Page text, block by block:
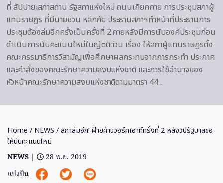
ที่ สัปปายะสภาสถาน รัฐสภาแห่งใหม่ ถนนเกียกกาย การประชุมสภาผู้
แทนราษฎร ที่มีนายชวน หลีกภัย ประธานสภาฯทำหน้าที่ประธานการ
ประชุมต้องล่มอีกครั้งเป็นครั้งที่ 2 ภายหลังมีการนับองค์ประชุมก่อน
ดำเนินการนับคะแนนใหม่ในญัตติด่วน เรื่อง ให้สภาผู้แทนราษฎรตั้ง
คณะกรรมาธิการวิสามัญเพื่อศึกษาผลกระทบจากการกระทำ ประกาศ
และคำสั่งของคณะรักษาความสงบแห่งชาติ และการใช้อำนาจของ
หัวหน้าคณะรักษาความสงบแห่งชาติตามมาตรา 44…
Home / NEWS / สภาล่มอีก! ฝ่ายค้านวอร์คเอาท์ครั้งที่ 2 หลังวิปรัฐบาลขอ
ให้นับคะแนนใหม่
NEWS |
28 พ.ย. 2019
แบ่งปัน